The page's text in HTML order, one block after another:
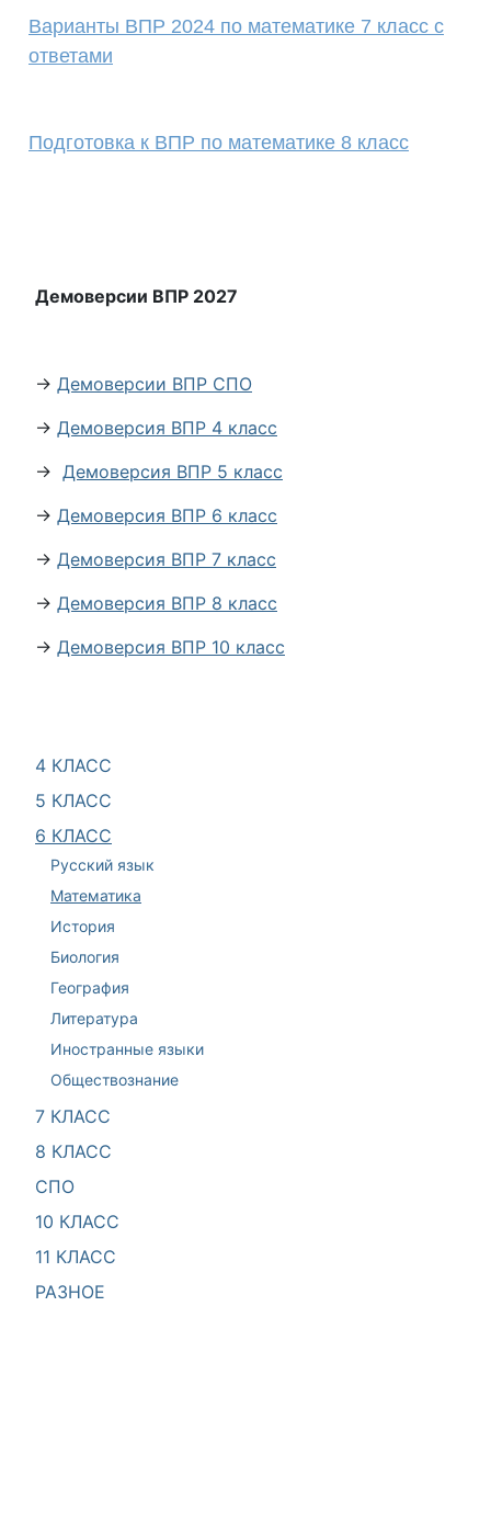
4 КЛАСС
5 КЛАСС
6 КЛАСС
Русский язык
Математика
История
Биология
География
Литература
Иностранные языки
Обществознание
7 КЛАСС
8 КЛАСС
СПО
10 КЛАСС
11 КЛАСС
РАЗНОЕ
Варианты ВПР 2024 по математике 7 класс с
ответами
Подготовка к ВПР по математике 8 класс
Демоверсии ВПР 2027
→ Демоверсии ВПР СПО
→ Демоверсия ВПР 4 класс
→ Демоверсия ВПР 5 класс
→ Демоверсия ВПР 6 класс
→ Демоверсия ВПР 7 класс
→ Демоверсия ВПР 8 класс
→ Демоверсия ВПР 10 класс